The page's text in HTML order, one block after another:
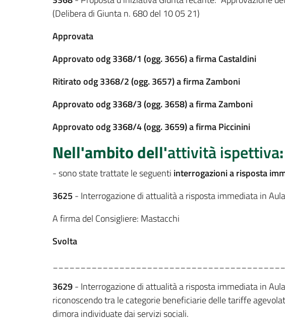
(Delibera di Giunta n. 680 del 10 05 21)
Approvata
Approvato odg 3368/1 (ogg. 3656) a firma Castaldini
Ritirato odg 3368/2 (ogg. 3657) a firma Zamboni
Approvato odg 3368/3 (ogg. 3658) a firma Zamboni
Approvato odg 3368/4 (ogg. 3659) a firma Piccinini
Nell'ambito dell'attività ispettiva:
- sono state trattate le seguenti interrogazioni a risposta
3625 - Interrogazione di attualità a risposta immediata in
A firma del Consigliere: Mastacchi
Svolta
3629- Interrogazione di attualità a risposta immediata in
riconoscendo tra le categorie beneficiarie delle tariffe
dimora individuate dai servizi sociali.